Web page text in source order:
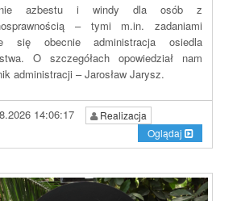
azbestu i windy dla osób z
– tymi m.in. zadaniami
się obecnie administracja osiedla
O szczegółach opowiedział nam
administracji – Jarosław Jarysz.
14:06:17
Realizacja
Oglądaj